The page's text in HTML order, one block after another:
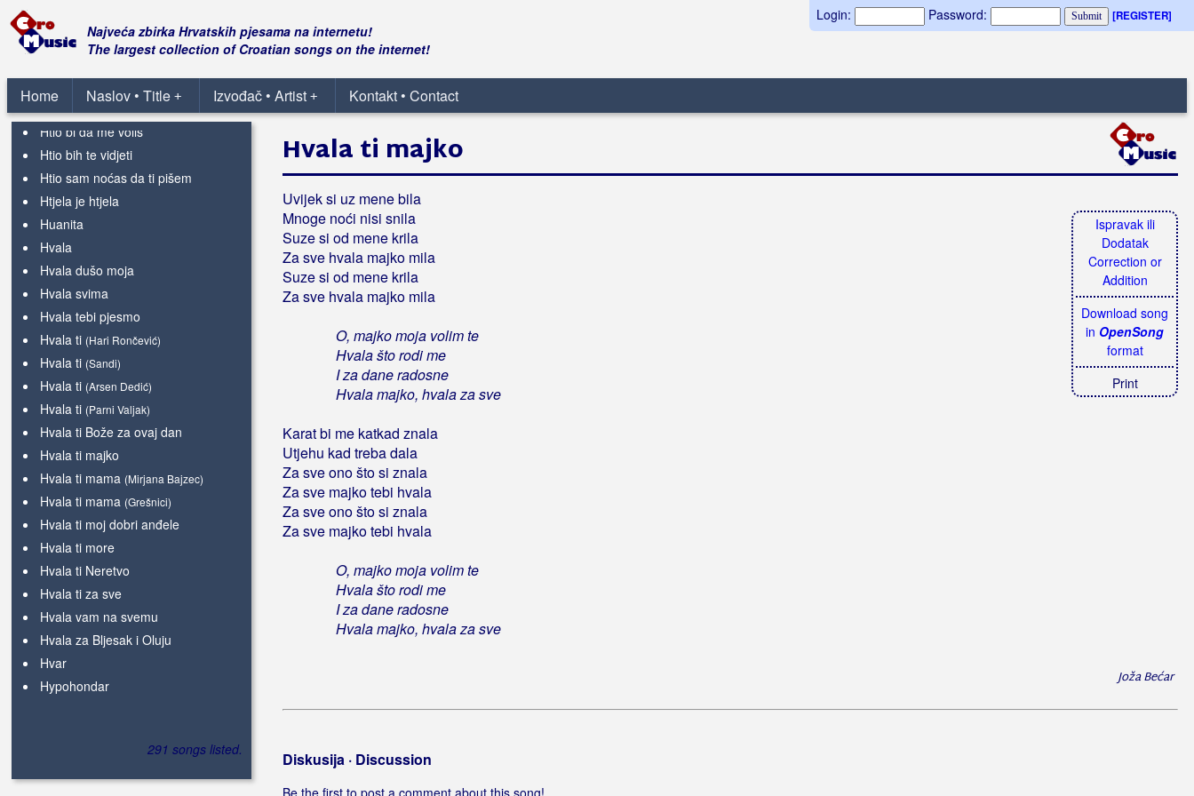
Login: Password: [REGISTER]
Najveća zbirka Hrvatskih pjesama na internetu!
The largest collection of Croatian songs on the internet!
Home +
Naslov • Title +
Izvođač • Artist Kontakt • Contact
Hrvatski vojnik
Hrvatsko Podunavlje
Hrvatsko proljeće
Hrvatskoga roda sin
Htio bi da me voliš
Htio bih te vidjeti
Htio sam noćas da ti pišem
Htjela je htjela
Huanita
Hvala
Hvala dušo moja
Hvala svima
Hvala tebi pjesmo
Hvala ti (Hari Rončević)
Hvala ti (Sandi)
Hvala ti (Arsen Dedić)
Hvala ti (Parni Valjak)
Hvala ti Bože za ovaj dan
Hvala ti majko
Hvala ti mama (Mirjana Bajzec)
Hvala ti mama (Grešnici)
Hvala ti moj dobri anđele
Hvala ti more
Hvala ti Neretvo
Hvala ti za sve
Hvala vam na svemu
Hvala za Bljesak i Oluju
Hvar
Hypohondar
291 songs listed.
Ispravak ili
Dodatak
Correction or
Addition
Download song
in OpenSong
format
Print
Hvala ti majko
Uvijek si uz mene bila
Mnoge noći nisi snila
Suze si od mene krila
Za sve hvala majko mila
Suze si od mene krila
Za sve hvala majko mila
O, majko moja volim te
Hvala što rodi me
I za dane radosne
Hvala majko, hvala za sve
Karat bi me katkad znala
Utjehu kad treba dala
Za sve ono što si znala
Za sve majko tebi hvala
Za sve ono što si znala
Za sve majko tebi hvala
O, majko moja volim te
Hvala što rodi me
I za dane radosne
Hvala majko, hvala za sve
Joža Bećar
Diskusija · Discussion
Be the first to post a comment about this song!